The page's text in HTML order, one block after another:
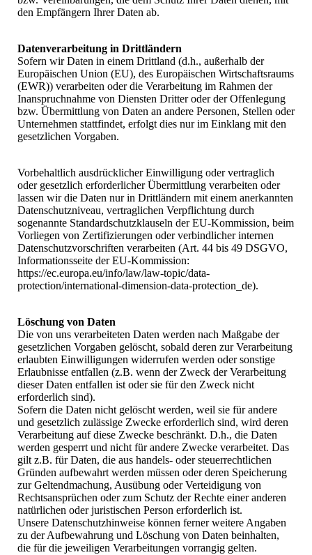
den Empfängern Ihrer Daten ab.
Datenverarbeitung in Drittländern
Sofern wir Daten in einem Drittland (d.h., außerhalb der
Europäischen Union (EU), des Europäischen Wirtschaftsraums
(EWR)) verarbeiten oder die Verarbeitung im Rahmen der
Inanspruchnahme von Diensten Dritter oder der Offenlegung
bzw. Übermittlung von Daten an andere Personen, Stellen oder
Unternehmen stattfindet, erfolgt dies nur im Einklang mit den
gesetzlichen Vorgaben.
Vorbehaltlich ausdrücklicher Einwilligung oder vertraglich
oder gesetzlich erforderlicher Übermittlung verarbeiten oder
lassen wir die Daten nur in Drittländern mit einem anerkannten
Datenschutzniveau, vertraglichen Verpflichtung durch
sogenannte Standardschutzklauseln der EU-Kommission, beim
Vorliegen von Zertifizierungen oder verbindlicher internen
Datenschutzvorschriften verarbeiten (Art. 44 bis 49 DSGVO,
Informationsseite der EU-Kommission:
https://ec.europa.eu/info/law/law-topic/data-
protection/international-dimension-data-protection_de).
Löschung von Daten
Die von uns verarbeiteten Daten werden nach Maßgabe der
gesetzlichen Vorgaben gelöscht, sobald deren zur Verarbeitung
erlaubten Einwilligungen widerrufen werden oder sonstige
Erlaubnisse entfallen (z.B. wenn der Zweck der Verarbeitung
dieser Daten entfallen ist oder sie für den Zweck nicht
erforderlich sind).
Sofern die Daten nicht gelöscht werden, weil sie für andere
und gesetzlich zulässige Zwecke erforderlich sind, wird deren
Verarbeitung auf diese Zwecke beschränkt. D.h., die Daten
werden gesperrt und nicht für andere Zwecke verarbeitet. Das
gilt z.B. für Daten, die aus handels- oder steuerrechtlichen
Gründen aufbewahrt werden müssen oder deren Speicherung
zur Geltendmachung, Ausübung oder Verteidigung von
Rechtsansprüchen oder zum Schutz der Rechte einer anderen
natürlichen oder juristischen Person erforderlich ist.
Unsere Datenschutzhinweise können ferner weitere Angaben
zu der Aufbewahrung und Löschung von Daten beinhalten,
die für die jeweiligen Verarbeitungen vorrangig gelten.